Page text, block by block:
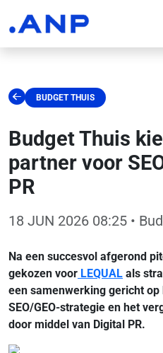
BUDGET THUIS
Budget Thuis
partner voor
PR
18 JUN 2026 08:25 •
Na een succesvol afgerond
gekozen voor LEQUAL als
een samenwerking gericht
SEO/GEO-strategie en het
door middel van Digital PR.